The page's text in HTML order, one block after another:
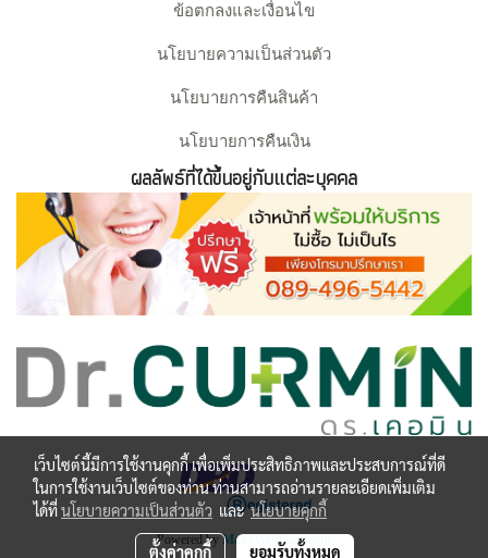
ข้อตกลงและเงื่อนไข
นโยบายความเป็นส่วนตัว
นโยบายการคืนสินค้า
นโยบายการคืนเงิน
ผลลัพธ์ที่ได้ขึ้นอยู่กับแต่ละบุคคล
Powered byMakeWebEasy.com
เว็บไซต์นี้มีการใช้งานคุกกี้ เพื่อเพิ่มประสิทธิภาพและประสบการณ์ที่ดี
ในการใช้งานเว็บไซต์ของท่าน ท่านสามารถอ่านรายละเอียดเพิ่มเติม
ได้ที่นโยบายความเป็นส่วนตัว และนโยบายคุกกี้
ตั้งค่าคุกกี้ ยอมรับทั้งหมด